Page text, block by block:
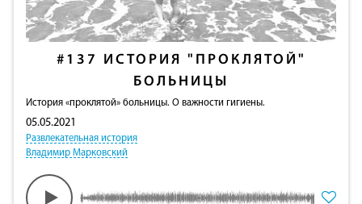
#137
ИСТОРИЯ "ПРОКЛЯТОЙ"
БОЛЬНИЦЫ
История «проклятой» больницы. О важности гигиены.
05.05.2021
Развлекательная история
Владимир Марковский